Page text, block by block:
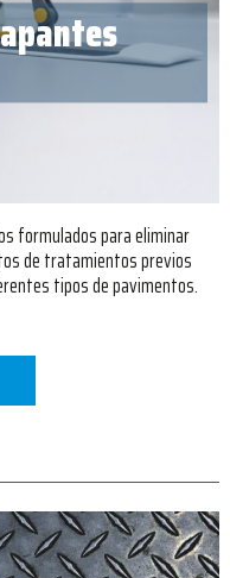
formulados para eliminar
de tratamientos previos
tipos de pavimentos.